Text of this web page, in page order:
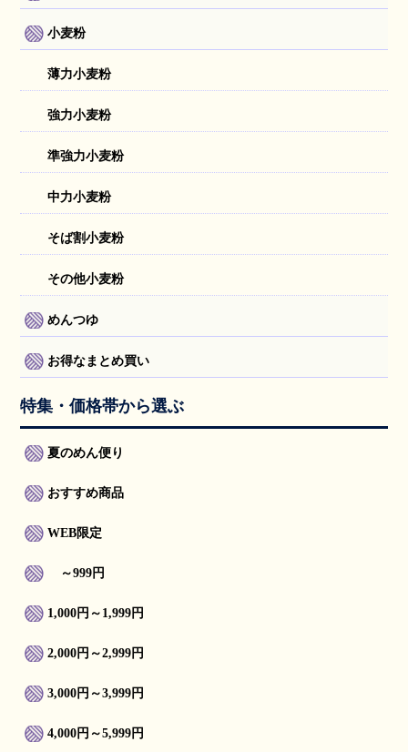
小麦粉
薄力小麦粉
強力小麦粉
準強力小麦粉
中力小麦粉
そば割小麦粉
その他小麦粉
めんつゆ
お得なまとめ買い
特集・価格帯から選ぶ
夏のめん便り
おすすめ商品
WEB限定
～999円
1,000円～1,999円
2,000円～2,999円
3,000円～3,999円
4,000円～5,999円